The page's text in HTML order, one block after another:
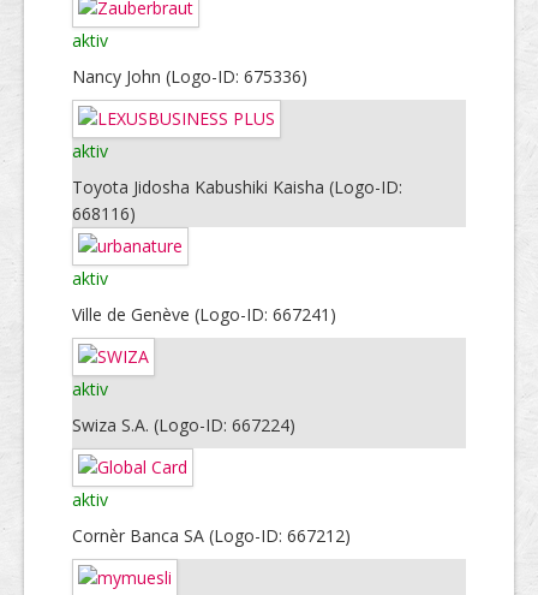
aktiv
Nancy John (Logo-ID: 675336)
aktiv
Toyota Jidosha Kabushiki Kaisha (Logo-ID:
668116)
aktiv
Ville de Genève (Logo-ID: 667241)
aktiv
Swiza S.A. (Logo-ID: 667224)
aktiv
Cornèr Banca SA (Logo-ID: 667212)